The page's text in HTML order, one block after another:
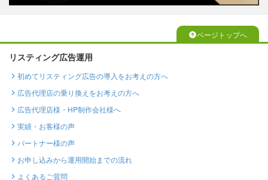
ページトップへ
リスティング広告運用
初めてリスティング広告の導入をお考えの方へ
広告代理店の乗り換えをお考えの方へ
広告代理店様・HP制作会社様へ
実績・お客様の声
パートナー様の声
お申し込みから運用開始までの流れ
よくあるご質問